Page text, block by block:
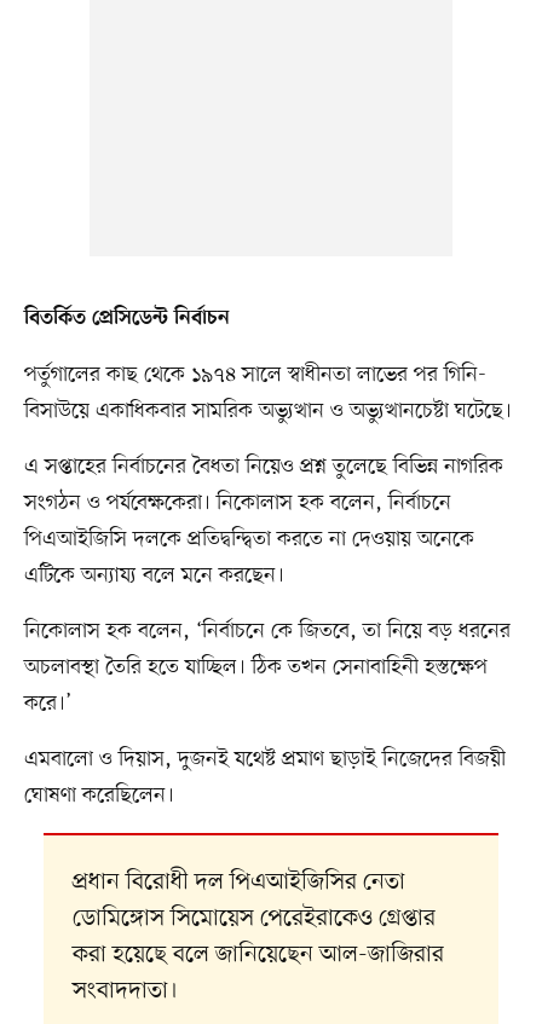
বিতর্কিত প্রেসিডেন্ট নির্বাচন
পর্তুগালের কাছ থেকে ১৯৭৪ সালে স্বাধীনতা লাভের পর গিনি-
বিসাউয়ে একাধিকবার সামরিক অভ্যুত্থান ও অভ্যুত্থানচেষ্টা ঘটেছে।
এ সপ্তাহের নির্বাচনের বৈধতা নিয়েও প্রশ্ন তুলেছে বিভিন্ন নাগরিক
সংগঠন ও পর্যবেক্ষকেরা। নিকোলাস হক বলেন, নির্বাচনে
পিএআইজিসি দলকে প্রতিদ্বন্দ্বিতা করতে না দেওয়ায় অনেকে
এটিকে অন্যায্য বলে মনে করছেন।
নিকোলাস হক বলেন, ‘নির্বাচনে কে জিতবে, তা নিয়ে বড় ধরনের
অচলাবস্থা তৈরি হতে যাচ্ছিল। ঠিক তখন সেনাবাহিনী হস্তক্ষেপ
করে।’
এমবালো ও দিয়াস, দুজনই যথেষ্ট প্রমাণ ছাড়াই নিজেদের বিজয়ী
ঘোষণা করেছিলেন।
প্রধান বিরোধী দল পিএআইজিসির নেতা
ডোমিঙ্গোস সিমোয়েস পেরেইরাকেও গ্রেপ্তার
করা হয়েছে বলে জানিয়েছেন আল-জাজিরার
সংবাদদাতা।